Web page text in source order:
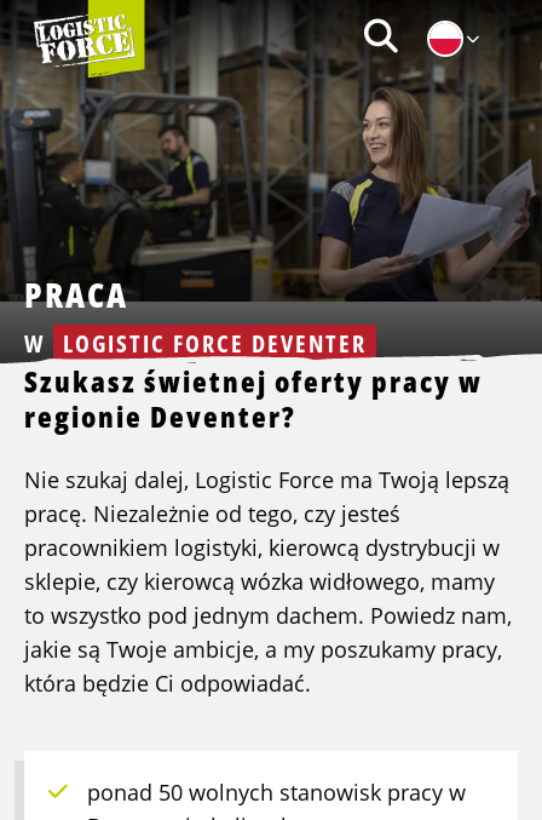
Logistic
Force
|
PL
Zoeken
PRACA
W LOGISTIC FORCE DEVENTER
Szukasz świetnej oferty pracy w
regionie Deventer?
Nie szukaj dalej, Logistic Force ma Twoją lepszą
pracę. Niezależnie od tego, czy jesteś
pracownikiem logistyki, kierowcą dystrybucji w
sklepie, czy kierowcą wózka widłowego, mamy
to wszystko pod jednym dachem. Powiedz nam,
jakie są Twoje ambicje, a my poszukamy pracy,
która będzie Ci odpowiadać.
ponad 50 wolnych stanowisk pracy w